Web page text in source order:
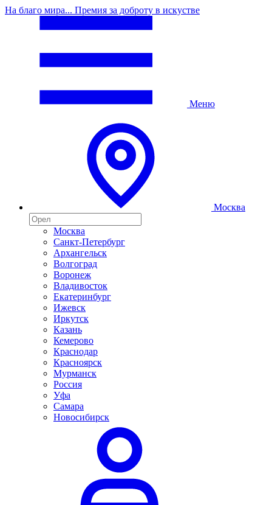
На благо мира... Премия за доброту в искустве
Меню
Москва
Москва
Санкт-Петербург
Архангельск
Волгоград
Воронеж
Владивосток
Екатеринбург
Ижевск
Иркутск
Казань
Кемерово
Краснодар
Красноярск
Мурманск
Россия
Уфа
Самара
Новосибирск